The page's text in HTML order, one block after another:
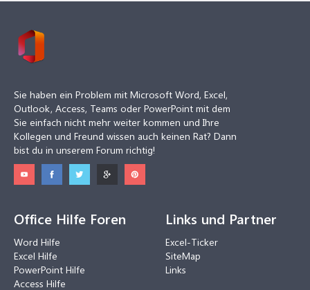
Sie haben ein Problem mit Microsoft Word, Excel,
Outlook, Access, Teams oder PowerPoint mit dem
Sie einfach nicht mehr weiter kommen und Ihre
Kollegen und Freund wissen auch keinen Rat? Dann
bist du in unserem Forum richtig!
Office Hilfe Foren
Word Hilfe
Excel Hilfe
PowerPoint Hilfe
Access Hilfe
Links und Partner
Excel-Ticker
SiteMap
Links